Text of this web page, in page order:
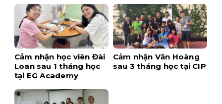
Cảm nhận học viên Đài
Loan sau 1 tháng học
tại EG Academy
Cảm nhận Văn Hoàng
sau 3 tháng học tại CIP